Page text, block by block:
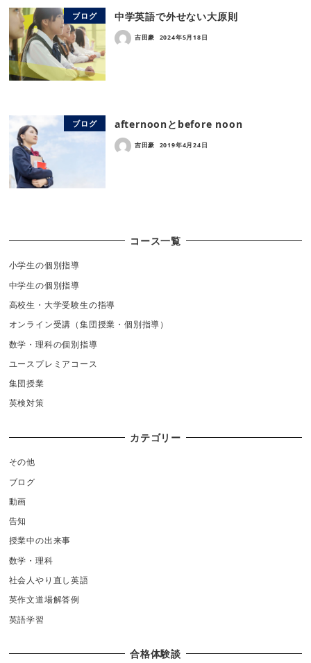
ブログ 中学英語で外せない大原則
吉田豪 2024年5月18日
ブログ afternoonとbefore noon
吉田豪 2019年4月24日
コース一覧
小学生の個別指導
中学生の個別指導
高校生・大学受験生の指導
オンライン受講（集団授業・個別指導）
数学・理科の個別指導
ユースプレミアコース
集団授業
英検対策
カテゴリー
その他
ブログ
動画
告知
授業中の出来事
数学・理科
社会人やり直し英語
英作文道場解答例
英語学習
合格体験談